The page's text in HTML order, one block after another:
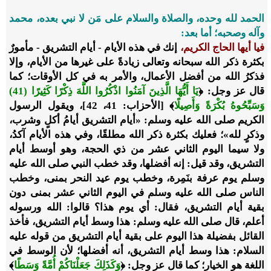
الحمد لله وحده، والصلاة والسلام على مَن لا نبي بعده، محمد
وآله وصحبه؛ أما بعد:
فيا أيها الحاج الكريم، إنك في هذه الأيام - أيام التشريق - مأمورٌ
بكثرة ذكر الله سبحانه وتعالى زيادةً على غيرها من الأيام، وإلا
فذكرُ الله من أفضل الأعمال، والأمر به في كل الأوقات؛ كما
قال عز وجل: ﴿
يَا أَيُّهَا الَّذِينَ آمَنُوا اذْكُرُوا اللَّهَ ذِكْرًا كَثِيرًا (41)
وَسَبِّحُوهُ بُكْرَةً وَأَصِيلًا﴾
[الأحزاب: 41، 42]، ويقول الرسول
الكريم صلى الله عليه وسلم: «أيام التشريق أيامُ أكلٍ وشرب،
وذكرٍ لله»؛ فعليك بكثرة ذكر الله مطلقًا، وفي هذه الأيام آكدُ،
ولا سيما اليوم الثاني عشر من ذي الحجة، وهو أوسط أيام
التشريق، وقد قيل: إنه أفضلها، وقد خطب النبي صلى الله عليه
وسلم يوم عرفة بنَمِرة، وخطب يوم عيد النحر بمنى، وخطب
الناس صلى الله عليه وسلم في اليوم الثاني عشر بمنى دون
بقية أيام التشريق، فقال: أي يوم هذا؟ قالوا: الله ورسوله
أعلم، قال صلى الله عليه وسلم: هذا وسط أيام التشريق، فأخذ
القائل بفضيلة هذا اليوم على بقية أيام التشريق من قوله عليه
السلام: هذا وسط أيام التشريق، أنه أفضلها؛ لأن الوسط في
اللغة هو الخيار؛ كما قال عز وجل:﴿وَكَذَلِكَ جَعَلْنَاكُمْ أُمَّةً وَسَطًا﴾